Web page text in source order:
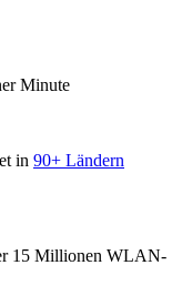
Minute
in 90+ Ländern
15 Millionen WLAN-